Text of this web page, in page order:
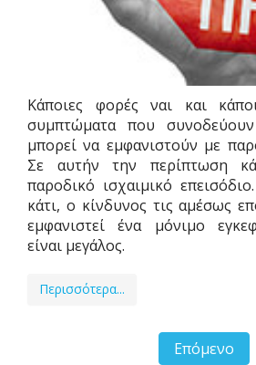
Κάποιες φορές ναι και
συμπτώματα που
μπορεί να εμφανιστούν με
Σε αυτήν την περίπτωση
παροδικό ισχαιμικό
κάτι, ο κίνδυνος τις αμέσως
εμφανιστεί ένα μόνιμο
είναι μεγάλος.
Περισσότερα...
Επόμενο